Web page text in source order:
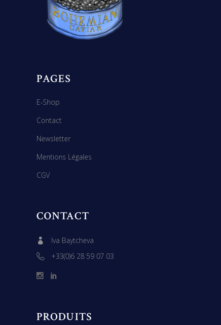
PAGES
E-Shop
Contact
Newsletter
Mentions Légales
CGV
CONTACT
Iva Baytcheva
+33(0)6 28 59 07 03
PRODUITS